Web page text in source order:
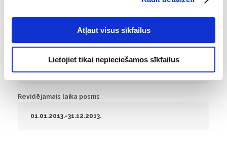
Atļaut visus sīkfailus
Lietojiet tikai nepieciešamos sīkfailus
02.03.2015.
Revidējamais laika posms
01.01.2013.-31.12.2013.